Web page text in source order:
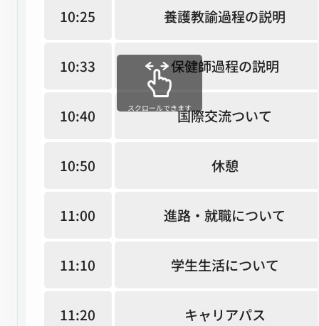
10:25 養護教諭過程の説明
10:33 保健師過程の説明
10:40 国際交流ついて
10:50 休憩
11:00 進路・就職について
11:10 学生生活について
11:20 キャリアパス
スクロールできます